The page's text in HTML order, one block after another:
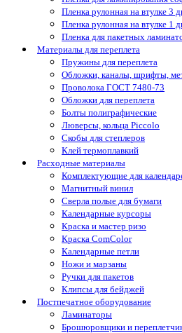
Пленка рулонная на втулке 3
Пленка рулонная на втулке 1
Пленка для пакетных
Материалы для переплета
Пружины для переплета
Обложки, каналы, шрифты,
Проволока ГОСТ 7480-73
Обложки для переплета
Болты полиграфические
Люверсы, кольца Piccolo
Скобы для степлеров
Клей термоплавкий
Расходные материалы
Комплектующие для
Магнитный винил
Сверла полые для бумаги
Календарные курсоры
Краска и мастер ризо
Краска ComColor
Календарные петли
Ножи и марзаны
Ручки для пакетов
Клипсы для бейджей
Постпечатное оборудование
Ламинаторы
Брошюровщики и